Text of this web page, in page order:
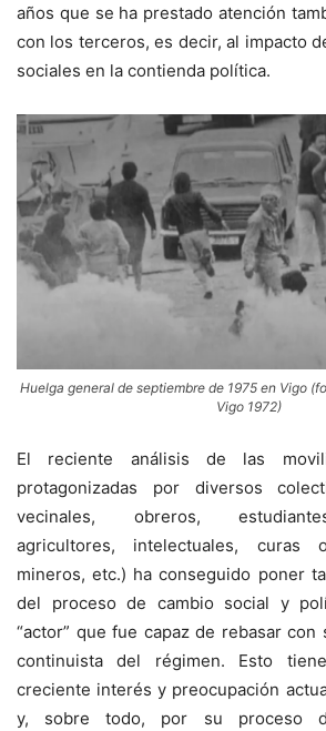
años que se ha prestado atención
con los terceros, es decir, al impacto
sociales en la contienda política.
Huelga general de septiembre de 1975 en Vigo
Vigo 1972)
El reciente análisis de las
protagonizadas por diversos
vecinales, obreros,
agricultores, intelectuales, curas
mineros, etc.) ha conseguido poner
del proceso de cambio social y
“actor” que fue capaz de rebasar
continuista del régimen. Esto
creciente interés y preocupación
y, sobre todo, por su proceso